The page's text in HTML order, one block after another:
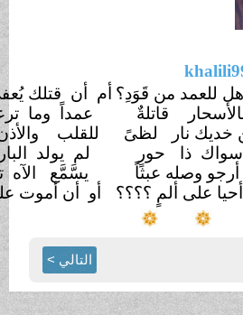
أم أن قتلك يُعفى دون مستندِ؟؟؟؟
عمداً وما ترعوي عن قتلنا بغدِ
للقلب والأذن والعينين
والكبدِ
لم يولد البارىء الخلاق أو
يلدِ
يسَّمَّع الآه تلو الآه من
جَلَدي
أو أن أموت على الآهات
والنكدِ؟